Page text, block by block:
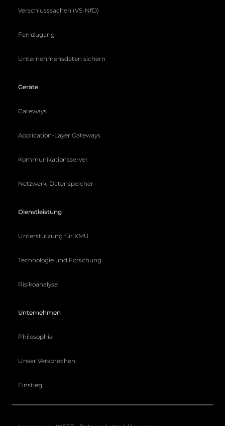
Verschlusssachen (VS-NfD)
Fernzugang
Unternehmensdaten sichern
Geräte
Gateways
Application-Layer Gateways
Kommunikationsserver
Netzwerk-Datenspeicher
Dienstleistung
Unterstützung für KMU
Technologie und Forschung
Risikoanalyse
Unternehmen
Philosophie
Unser Versprechen
Einstieg